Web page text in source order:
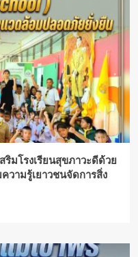
ริมโรงเรียนสุขภาวะดีด้วย
วามรู้เยาวชนจัดการสิ่ง